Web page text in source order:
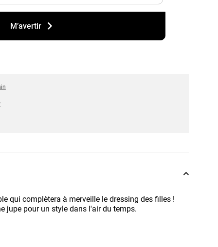
M’avertir
qui complètera à merveille le dressing des filles !
jupe pour un style dans l'air du temps.